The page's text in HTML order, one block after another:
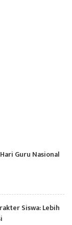
Guru Nasional
Siswa: Lebih